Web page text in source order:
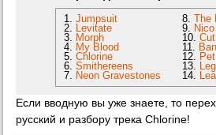
1. Jumpsuit
2. Levitate
3. Morph
4. My Blood
5. Chlorine
6. Smithereens
7. Neon Gravestones
8.
9.
10.
11.
12.
13.
14.
Если вводную вы уже знаете, то
русский и разбору трека Chlorine!